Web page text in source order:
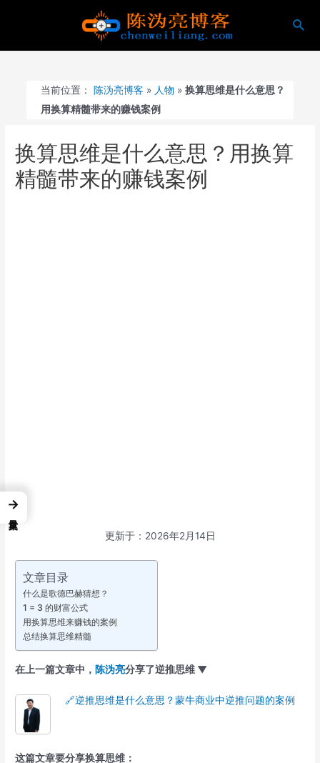
搜
当前位置： 陈沩亮博客 » 人物 »换算思维是什么意思？
用换算精髓带来的赚钱案例
换算思维是什么意思？用换算
精髓带来的赚钱案例
更新于：2026年2月14日
文章目录
什么是歌德巴赫猜想？
1 = 3 的财富公式
用换算思维来赚钱的案例
总结换算思维精髓
在上一篇文章中， 陈沩亮分享了逆推思维 ▼
🔗逆推思维是什么意思？蒙牛商业中逆推问题的案例
这篇文章要分享换算思维：
→